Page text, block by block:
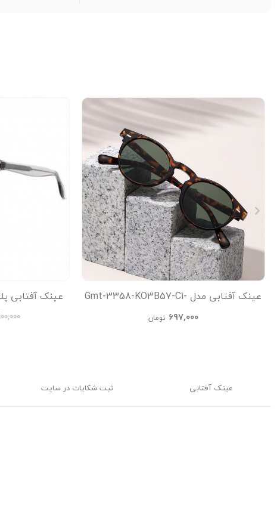
عینک آفتابی مدل Gmt-3358-KO3B57-C1-
Leo
697,000 تومان
عینک آفتابی
عینک‌ آفتابی ثبت شکایات در سایت